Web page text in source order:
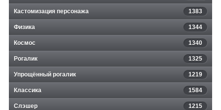
Кастомизация персонажа 1383
Физика 1344
Космос 1340
Рогалик 1325
Упрощённый рогалик 1219
Классика 1584
Слэшер 1215